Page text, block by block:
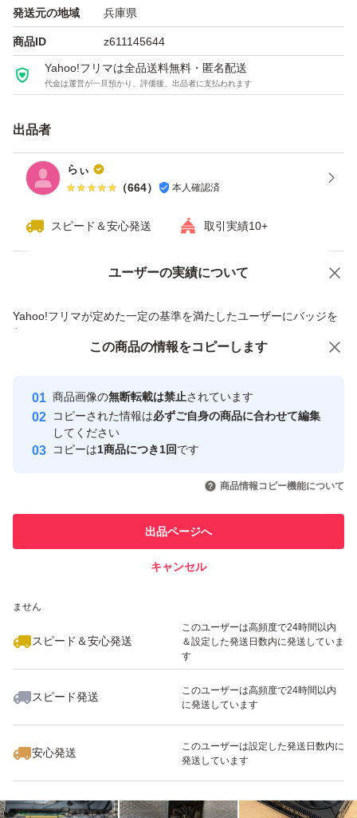
発送元の地域 兵庫県
商品ID z611145644
Yahoo!フリマは全品送料無料・匿名配送
代金は運営が一旦預かり、評価後、出品者に支払われます
出品者
らぃ
（664） 本人確認済
スピード＆安心発送 取引実績10+
ユーザーの実績について
Yahoo!フリマが定めた一定の基準を満たしたユーザーにバッジを
付与しています
安心取引出品者
心・安全なユーザーです
取引実績
引を完了させた実績があります
での取引実績があります
ません
スピード＆安心発送
このユーザーは高頻度で24時間以内
＆設定した発送日数内に発送していま
す
スピード発送
このユーザーは高頻度で24時間以内
に発送しています
安心発送
このユーザーは設定した発送日数内に
発送しています
価格の相談 商品への質問
この商品の情報をコピーします
商品画像の無断転載は禁止されています
コピーされた情報は必ずご自身の商品に合わせて編集
してください
コピーは1商品につき1回です
商品情報コピー機能について
出品ページへ
キャンセル
この商品をみている人にオススメ
いいね！
42,600